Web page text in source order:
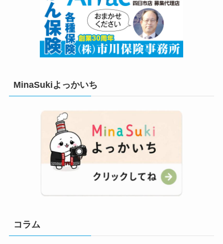
MinaSukiよっかいち
コラム